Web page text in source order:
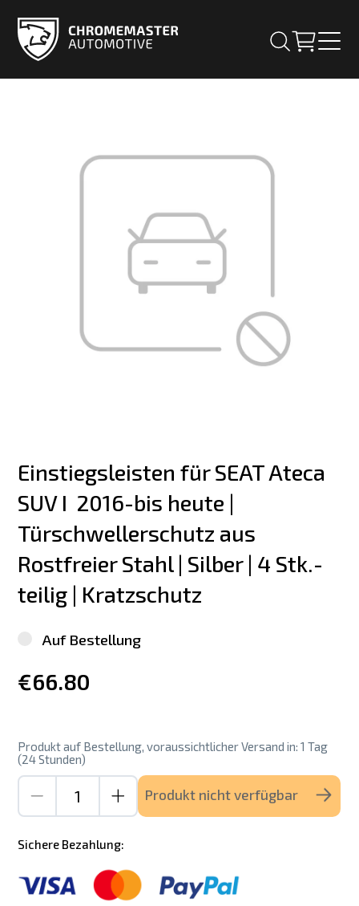
Einstiegsleisten für SEAT Ateca
SUV I  2016-bis heute |
Türschwellerschutz aus
Rostfreier Stahl | Silber | 4 Stk.-
teilig | Kratzschutz
Auf Bestellung
€66.80
Produkt auf Bestellung, voraussichtlicher Versand in: 1 Tag
(24 Stunden)
Produkt nicht verfügbar
Sichere Bezahlung: